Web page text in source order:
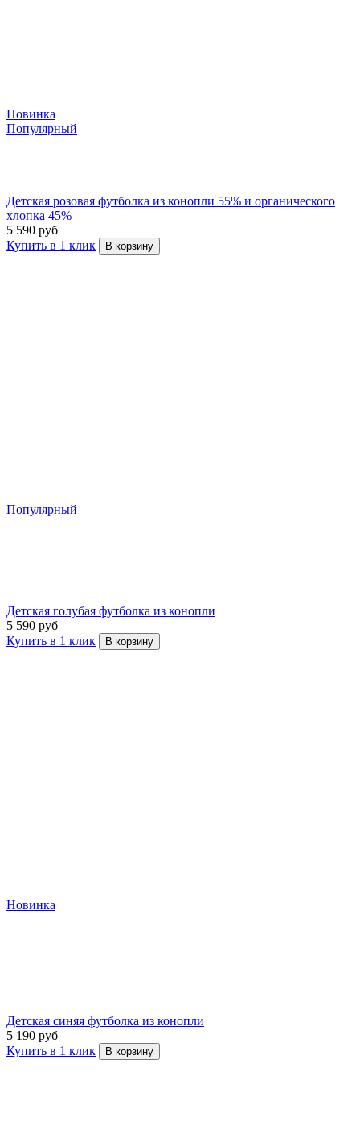
Новинка
Популярный
Детская розовая футболка из конопли 55% и органического
хлопка 45%
5 590 руб
Купить в 1 клик
В корзину
Популярный
Детская голубая футболка из конопли
5 590 руб
Купить в 1 клик
В корзину
Новинка
Детская синяя футболка из конопли
5 190 руб
Купить в 1 клик
В корзину